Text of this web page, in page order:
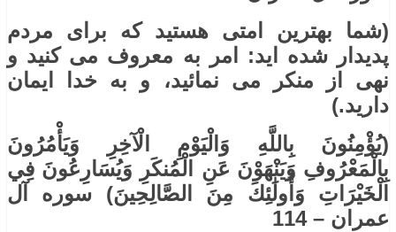
(شما بهترین امتی هستید که برای مردم
پدیدار شده اید: امر به معروف می کنید و
نهی از منکر می نمائید، و به خدا ایمان
دارید.)
(يُؤْمِنُونَ بِاللَّهِ وَالْيَوْمِ الْآخِرِ وَيَأْمُرُونَ
بِالْمَعْرُوفِ وَيَنْهَوْنَ عَنِ الْمُنكَرِ وَيُسَارِعُونَ فِي
الْخَيْرَاتِ وَأُولَٰئِكَ مِنَ الصَّالِحِينَ) سوره آل
عمران – 114